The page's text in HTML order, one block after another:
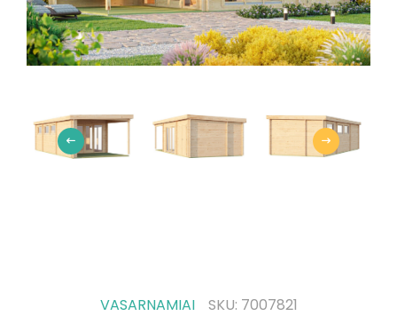
VASARNAMIAI SKU: 7007821